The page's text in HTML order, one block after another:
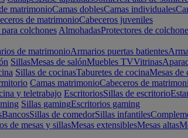
matrimonioCamas doblesCamas individuales
de matrimonioCabeceros juveniles
colchones AlmohadasProtectores de
de matrimonioArmarios puertas batientes
SillasMesas de salónMuebles TVVitrinas
Sillas de cocinasTaburetes de cocinaMesas de
Camas matrimonioCabeceros de
y teletrabajo EscritoriosSillas de escritorio
Sillas gamingEscritorios gaming
BancosSillas de comedorSillas infantiles
de mesas y sillasMesas extensiblesMesas altas